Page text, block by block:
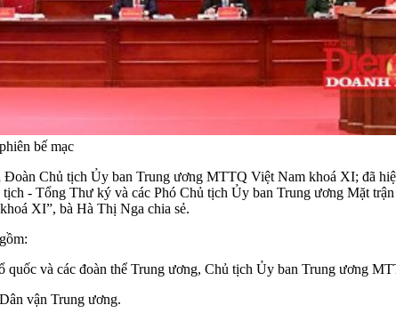
bế mạc
Chủ tịch Ủy ban Trung ương MTTQ Việt Nam khoá XI; đã
- Tổng Thư ký và các Phó Chủ tịch Ủy ban Trung ương Mặt
XI”, bà Hà Thị Nga chia sẻ.
và các đoàn thể Trung ương, Chủ tịch Ủy ban Trung ương
vận Trung ương.